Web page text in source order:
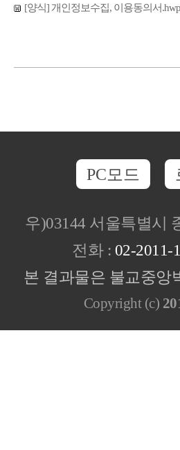
[양식] 개인정보수집, 이용동의서.hwp
PC모드
우)03144 서울특별시
전화 : 02-2011-
본 결과물은 불교중앙
Copyright (c)